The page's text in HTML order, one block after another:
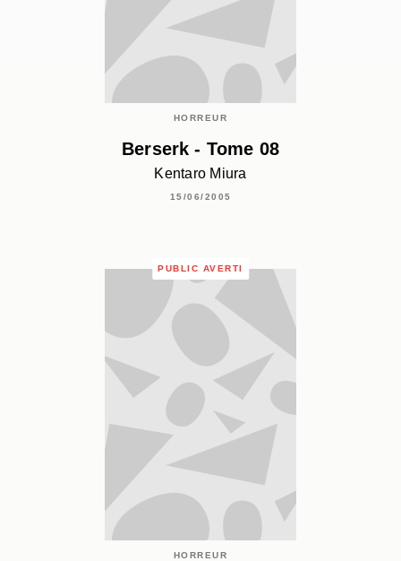
HORREUR
Berserk - Tome 08
Kentaro Miura
15/06/2005
PUBLIC AVERTI
HORREUR